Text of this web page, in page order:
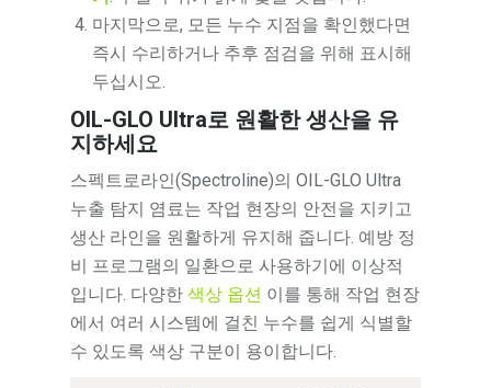
마지막으로, 모든 누수 지점을 확인했다면
즉시 수리하거나 추후 점검을 위해 표시해
두십시오.
OIL-GLO Ultra로 원활한 생산을 유
지하세요
스펙트로라인(Spectroline)의 OIL-GLO Ultra
누출 탐지 염료는 작업 현장의 안전을 지키고
생산 라인을 원활하게 유지해 줍니다. 예방 정
비 프로그램의 일환으로 사용하기에 이상적
입니다. 다양한색상 옵션 이를 통해 작업 현장
에서 여러 시스템에 걸친 누수를 쉽게 식별할
수 있도록 색상 구분이 용이합니다.